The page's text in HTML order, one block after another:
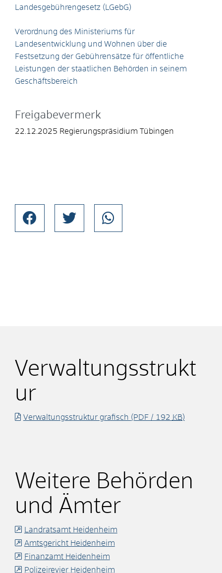
Landesgebührengesetz (LGebG)
Verordnung des Ministeriums für
Landesentwicklung und Wohnen über die
Festsetzung der Gebührensätze für öffentliche
Leistungen der staatlichen Behörden in seinem
Geschäftsbereich
Freigabevermerk
22.12.2025 Regierungspräsidium Tübingen
Verwaltungsstrukt
ur
Verwaltungsstruktur grafisch (PDF / 192 KB)
Weitere Behörden
und Ämter
Landratsamt Heidenheim
Amtsgericht Heidenheim
Finanzamt Heidenheim
Polizeirevier Heidenheim